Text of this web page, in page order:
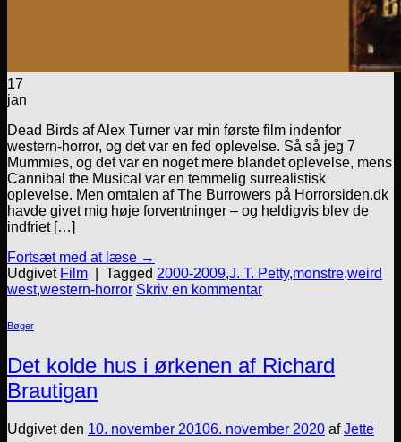
17
jan
Dead Birds af Alex Turner var min første film indenfor
western-horror, og det var en fed oplevelse. Så så jeg 7
Mummies, og det var en noget mere blandet oplevelse, mens
Cannibal the Musical var en temmelig surrealistisk
oplevelse. Men omtalen af The Burrowers på Horrorsiden.dk
havde givet mig høje forventninger – og heldigvis blev de
indfriet […]
Fortsæt med at læse →
Udgivet Film Tagged 2000-2009,J. T. Petty,monstre,weird
west,western-horror Skriv en kommentar
Bøger
Det kolde hus i ørkenen af Richard
Brautigan
Udgivet den 10. november 20106. november 2020 afJette